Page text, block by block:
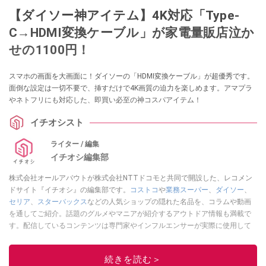
【ダイソー神アイテム】4K対応「Type-
C→HDMI変換ケーブル」が家電量販店泣か
せの1100円！
スマホの画面を大画面に！ダイソーの「HDMI変換ケーブル」が超優秀です。
面倒な設定は一切不要で、挿すだけで4K画質の迫力を楽しめます。アマプラ
やネトフリにも対応した、即買い必至の神コスパアイテム！
イチオシスト
ライター / 編集
イチオシ編集部
株式会社オールアバウトが株式会社NTTドコモと共同で開設した、レコメン
ドサイト『イチオシ』の編集部です。
コストコや業務スーパー、 ダイソー、
セリア、 スターバックスなどの人気ショップの隠れた名品を、コラムや動画
を通してご紹介。話題のグルメやマニアが紹介するアウトドア情報も満載で
す。配信しているコンテンツは専門家やインフルエンサーが実際に使用して
ニュースでフォロー
続きを読む＞